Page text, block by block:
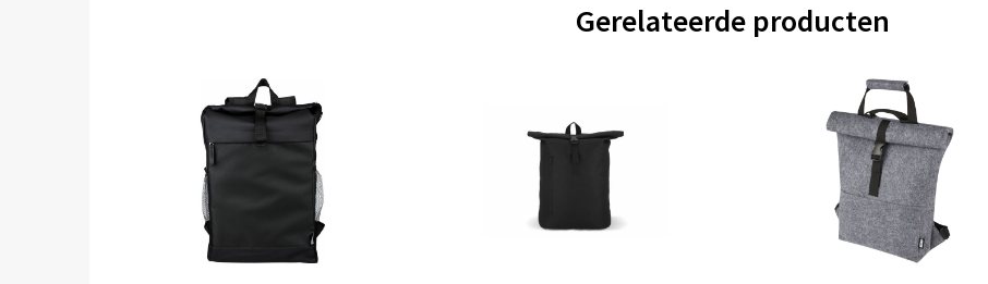
Gerelateerde producten